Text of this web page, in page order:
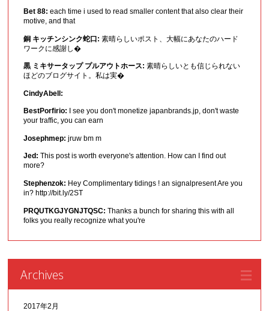
Bet 88: each time i used to read smaller content that also clear their
motive, and that
銅 キッチンシンク蛇口: 素晴らしいポスト、大幅にあなたのハード
ワークに感謝し�
黒 ミキサータップ プルアウトホース: 素晴らしいとも信じられない
ほどのブログサイト。私は実�
CindyAbell:
BestPorfirio:
I see you don't monetize japanbrands.jp, don't waste
your traffic, you can earn
Josephmep: jruw bm m
Jed: This post is worth everyone's attention. How can I find out
more?
Stephenzok: Hey Complimentary tidings ! an signalpresent Are you
in? http://bit.ly/2ST
PRQUTKGJYGNJTQSC: Thanks a bunch for sharing this with all
folks you really recognize what you're
Archives
2017年2月